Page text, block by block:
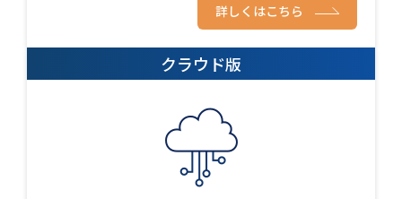
詳しくはこちら
クラウド版